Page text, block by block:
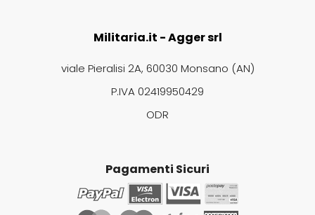
Militaria.it - Agger srl
viale Pieralisi 2A, 60030 Monsano (AN)
P.IVA 02419950429
ODR
Pagamenti Sicuri